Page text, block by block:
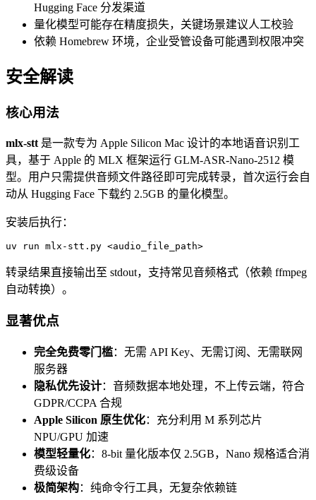
Hugging Face 分发渠道
量化模型可能存在精度损失，关键场景建议人工校验
依赖 Homebrew 环境，企业受管设备可能遇到权限冲突
安全解读
核心用法
mlx-stt 是一款专为 Apple Silicon Mac 设计的本地语音识别工
具，基于 Apple 的 MLX 框架运行 GLM-ASR-Nano-2512 模
型。用户只需提供音频文件路径即可完成转录，首次运行会自
动从 Hugging Face 下载约 2.5GB 的量化模型。
安装后执行：
uv run mlx-stt.py <audio_file_path>
转录结果直接输出至 stdout，支持常见音频格式（依赖 ffmpeg
自动转换）。
显著优点
完全免费零门槛：无需 API Key、无需订阅、无需联网
服务器
隐私优先设计：音频数据本地处理，不上传云端，符合
GDPR/CCPA 合规
Apple Silicon 原生优化：充分利用 M 系列芯片
NPU/GPU 加速
模型轻量化：8-bit 量化版本仅 2.5GB，Nano 规格适合消
费级设备
极简架构：纯命令行工具，无复杂依赖链